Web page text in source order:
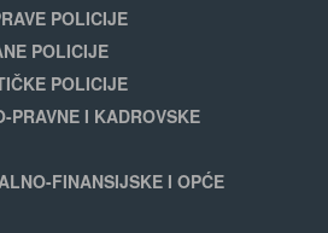
POLICIJE
POLICIJE
POLICIJE
PRAVNE I KADROVSKE
FINANSIJSKE I OPĆE